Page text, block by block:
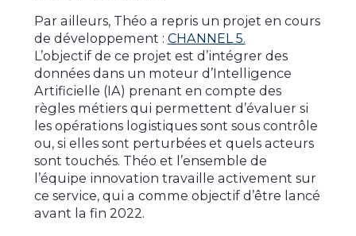
Par ailleurs, Théo a repris un projet en cours
de développement : CHANNEL 5.
L’objectif de ce projet est d’intégrer des
données dans un moteur d’Intelligence
Artificielle (IA) prenant en compte des
règles métiers qui permettent d’évaluer si
les opérations logistiques sont sous contrôle
ou, si elles sont perturbées et quels acteurs
sont touchés. Théo et l’ensemble de
l’équipe innovation travaille activement sur
ce service, qui a comme objectif d’être lancé
avant la fin 2022.